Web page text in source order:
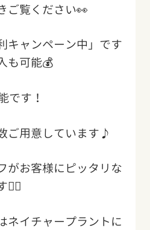
ご覧ください👀
キャンペーン中」です
も可能💰
です！
ご用意しています♪
がお客様にピッタリな
🙆‍♂️
ネイチャープラントに